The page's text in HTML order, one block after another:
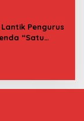
Pengurus
“Satu